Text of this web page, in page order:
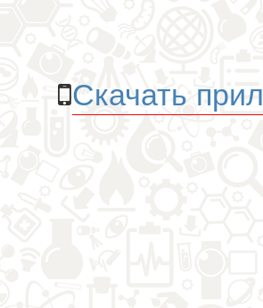
Скачать